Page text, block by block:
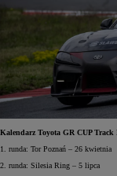
Kalendarz Toyota GR CUP Track
1. runda: Tor Poznań – 26 kwietnia
2. runda: Silesia Ring – 5 lipca